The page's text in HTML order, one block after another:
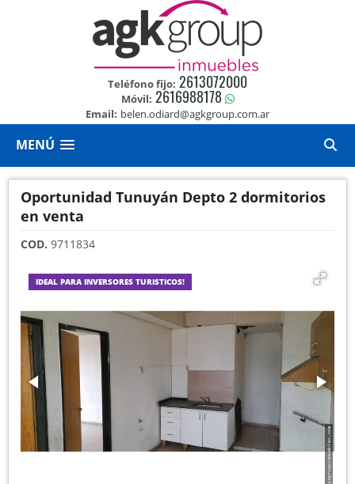
Teléfono fijo: 2613072000
Móvil: 2616988178
Email: belen.odiard@agkgroup.com.ar
MENÚ
Oportunidad Tunuyán Depto 2 dormitorios
en venta
COD. 9711834
IDEAL PARA INVERSORES TURISTICOS!